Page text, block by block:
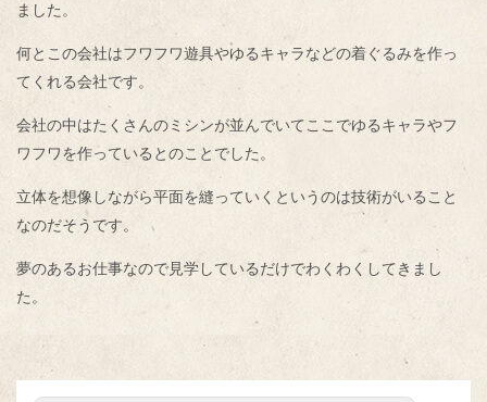
ました。
何とこの会社はフワフワ遊具やゆるキャラなどの着ぐるみを作っ
てくれる会社です。
会社の中はたくさんのミシンが並んでいてここでゆるキャラやフ
ワフワを作っているとのことでした。
立体を想像しながら平面を縫っていくというのは技術がいること
なのだそうです。
夢のあるお仕事なので見学しているだけでわくわくしてきまし
た。